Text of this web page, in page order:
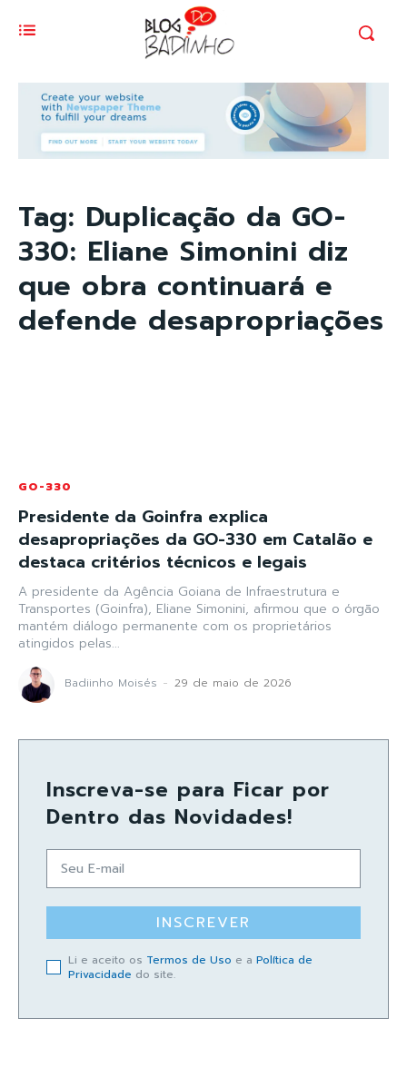
Tag: Duplicação da GO-
330: Eliane Simonini diz
que obra continuará e
defende desapropriações
GO-330
Presidente da Goinfra explica
desapropriações da GO-330 em Catalão e
destaca critérios técnicos e legais
A presidente da Agência Goiana de Infraestrutura e
Transportes (Goinfra), Eliane Simonini, afirmou que o órgão
mantém diálogo permanente com os proprietários
atingidos pelas...
Badiinho Moisés - 29 de maio de 2026
Inscreva-se para Ficar por
Dentro das Novidades!
INSCREVER
Li e aceito os Termos de Uso e a Política de
Privacidade do site.